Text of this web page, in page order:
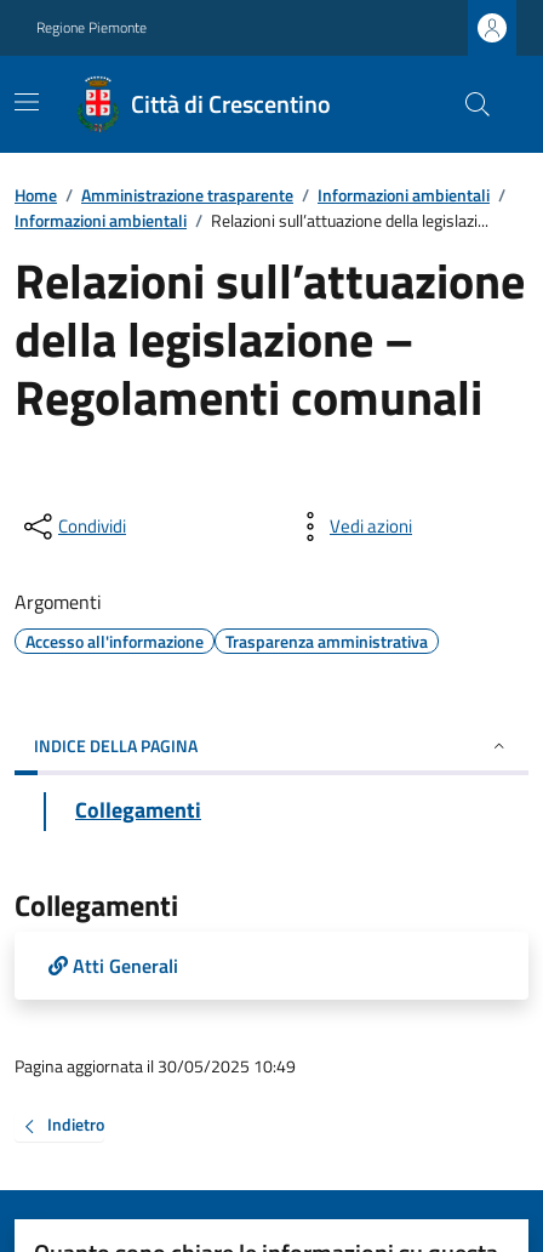
Regione Piemonte
Città di Crescentino
Home / Amministrazione trasparente / Informazioni ambientali /
Informazioni ambientali / Relazioni sull’attuazione della legislazi...
Relazioni sull’attuazione
della legislazione –
Regolamenti comunali
Condividi Vedi azioni
Argomenti
Accesso all'informazione Trasparenza amministrativa
INDICE DELLA PAGINA
Collegamenti
Collegamenti
Atti Generali
Pagina aggiornata il 30/05/2025 10:49
Indietro